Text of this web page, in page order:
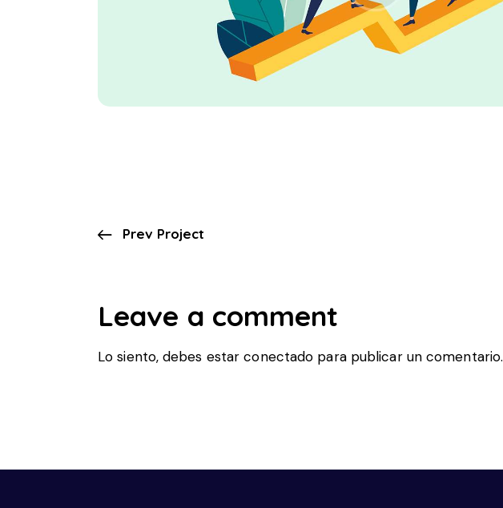
Prev Project
Leave a comment
Lo siento, debes estarconectado para publicar un comentario.